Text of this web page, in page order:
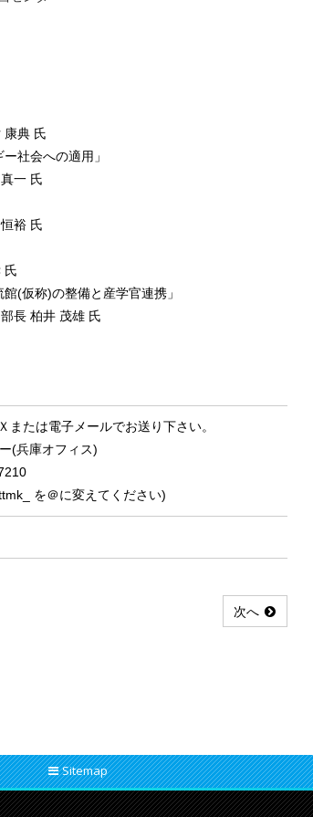
典 氏
素エネルギー社会への適用」
一 氏
裕 氏
氏
(仮称)の整備と産学官連携」
柏井 茂雄 氏
たは電子メールでお送り下さい。
ー(兵庫オフィス)
7210
を＠に変えてください)
次へ
Sitemap